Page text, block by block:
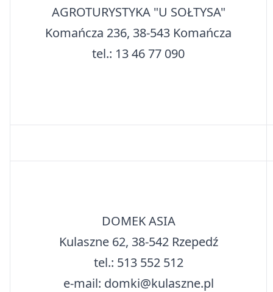
AGROTURYSTYKA "U SOŁTYSA"
Komańcza 236, 38-543 Komańcza
tel.: 13 46 77 090
DOMEK ASIA
Kulaszne 62, 38-542 Rzepedź
tel.: 513 552 512
e-mail: domki@kulaszne.pl